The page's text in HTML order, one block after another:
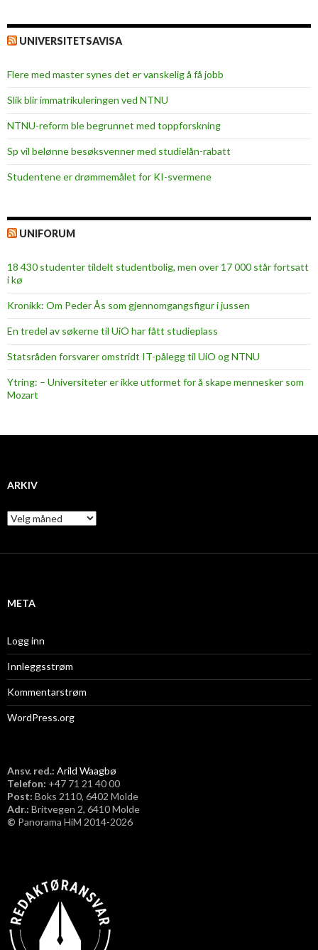
UNIVERSITETSAVISA
Flere med master synes det er vanskelig å få jobb
Slik blir immatrikuleringen ved NTNU
NTNU-reform ble begrunnet med toppforskning
Sp vil belønne besøksvenner med studielån-rabatt
Studentene er drømmemålet for KI-svermene
UNIFORUM
18 430 studenter tildelt studentbolig, men over 17 000 står fortsatt
i kø
Kronikk: Om Peder Ås som gjennomgangsfigur i jussen
En tredel av søkerne til UiO har fått studieplass
Statsråden forsvarer omstridt IT-pålegg til UiO og NTNU
Ytring: – Universiteter er ikke utformet for å skape mennesker som
Mozart
ARKIV
A
r
i
META
Logg inn
Innleggsstrøm
Kommentarstrøm
WordPress.org
Ansv. red.: Arild Waagbø
Telefon: ​+47 71 21 40 00
Post: Boks 2110, 6402 Molde
Adr.: Britvegen 2, 6410 Molde
© Panorama HiM 2014-2026